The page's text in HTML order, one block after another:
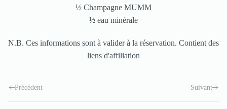
½ Champagne MUMM
½ eau minérale
N.B. Ces informations sont à valider à la réservation. Contient des
liens d'affiliation
Précédent Suivant